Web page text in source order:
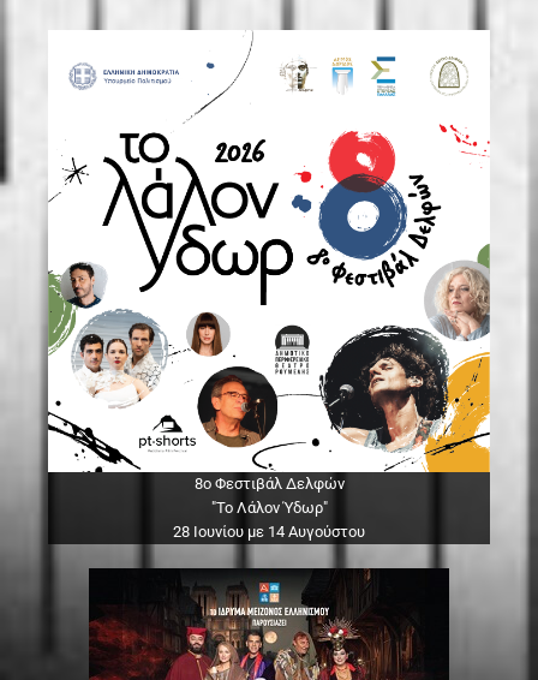
8ο Φεστιβάλ Δελφών
"Το Λάλον Ύδωρ"
28 Ιουνίου με 14 Αυγούστου